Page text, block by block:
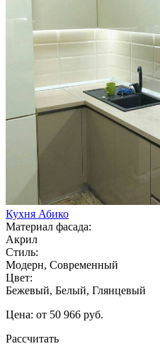
Кухня Абико
Материал фасада:
Акрил
Стиль:
Модерн, Современный
Цвет:
Бежевый, Белый, Глянцевый
Цена: от 50 966 руб.
Рассчитать